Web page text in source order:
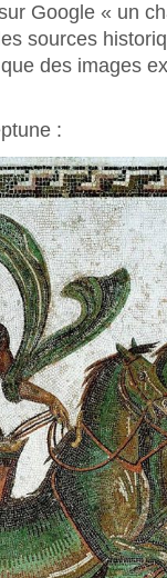
Google « un
sources
des images
: